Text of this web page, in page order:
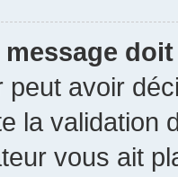
peut avoir
la validation
vous ait